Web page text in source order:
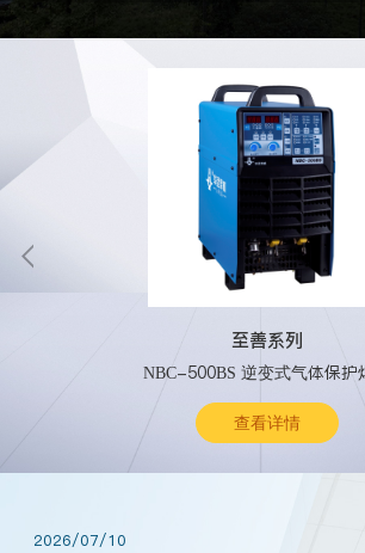
至善系列
NBC-500BS 逆变式气体保护
查看详情

2026/07/10